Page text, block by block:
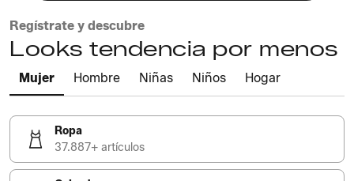
Regístrate y descubre
Looks tendencia por menos
Mujer Hombre Niñas Niños Hogar
Ropa
37.887+ artículos